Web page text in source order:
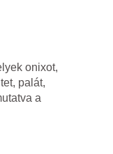
onixot,
palát,
a